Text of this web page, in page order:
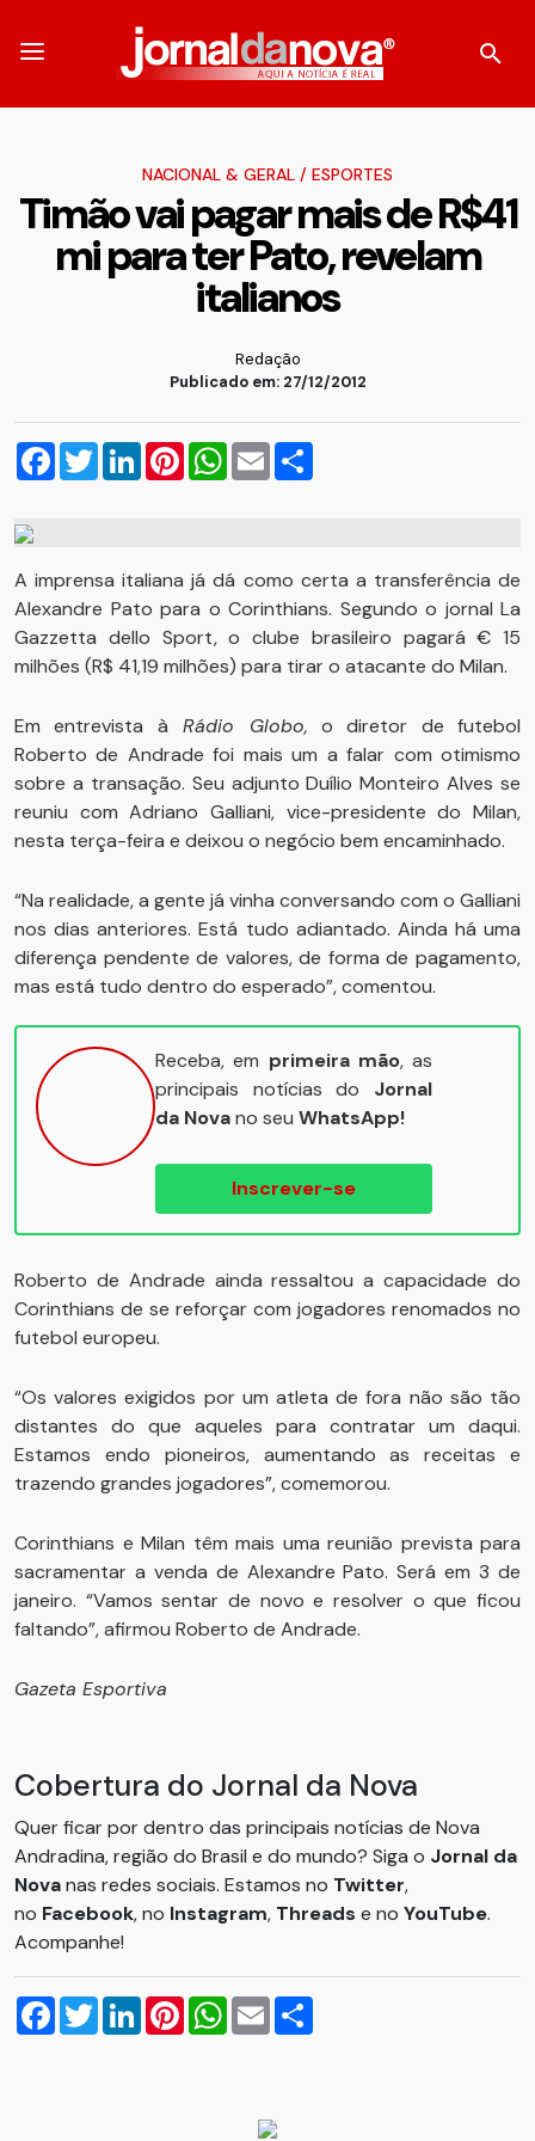
NACIONAL & GERAL / ESPORTES
Timão vai pagar mais de R$41
mi para ter Pato, revelam
italianos
Redação
Publicado em: 27/12/2012
Facebook
TwitterLinkedInPinterestWhatsApp
Email
A imprensa italiana já dá como certa a transferência de
Alexandre Pato para o Corinthians. Segundo o jornal La
Gazzetta dello Sport, o clube brasileiro pagará € 15
milhões (R$ 41,19 milhões) para tirar o atacante do Milan.
Em entrevista à Rádio Globo, o diretor de futebol
Roberto de Andrade foi mais um a falar com otimismo
sobre a transação. Seu adjunto Duílio Monteiro Alves se
reuniu com Adriano Galliani, vice-presidente do Milan,
nesta terça-feira e deixou o negócio bem encaminhado.
“Na realidade, a gente já vinha conversando com o Galliani
nos dias anteriores. Está tudo adiantado. Ainda há uma
diferença pendente de valores, de forma de pagamento,
mas está tudo dentro do esperado”, comentou.
Receba, em primeira mão, as
principais notícias do Jornal
da Novano seu WhatsApp!
Inscrever-se
Roberto de Andrade ainda ressaltou a capacidade do
Corinthians de se reforçar com jogadores renomados no
futebol europeu.
“Os valores exigidos por um atleta de fora não são tão
distantes do que aqueles para contratar um daqui.
Estamos endo pioneiros, aumentando as receitas e
trazendo grandes jogadores”, comemorou.
Corinthians e Milan têm mais uma reunião prevista para
sacramentar a venda de Alexandre Pato. Será em 3 de
janeiro. “Vamos sentar de novo e resolver o que ficou
faltando”, afirmou Roberto de Andrade.
Gazeta Esportiva
Cobertura do Jornal da Nova
Quer ficar por dentro das principais notícias de Nova
Andradina, região do Brasil e do mundo? Siga o Jornal da
Novanas redes sociais. Estamos no Twitter,
no Facebook, no Instagram, Threads e no YouTube.
Acompanhe!
Facebook
TwitterLinkedInPinterestWhatsApp
Email